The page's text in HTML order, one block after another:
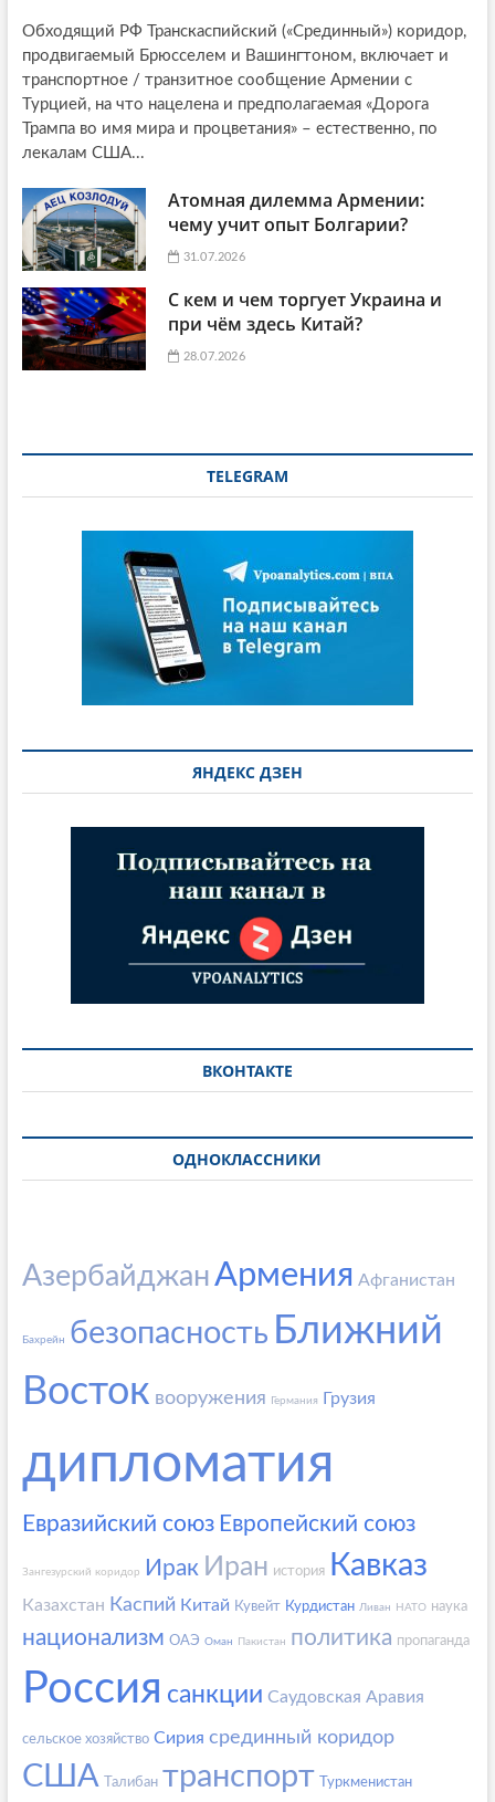
Обходящий РФ Транскаспийский («Срединный») коридор,
продвигаемый Брюсселем и Вашингтоном, включает и
транспортное / транзитное сообщение Армении с
Турцией, на что нацелена и предполагаемая «Дорога
Трампа во имя мира и процветания» – естественно, по
лекалам США...
Атомная дилемма Армении:
чему учит опыт Болгарии?
31.07.2026
С кем и чем торгует Украина и
при чём здесь Китай?
28.07.2026
TELEGRAM
ЯНДЕКС ДЗЕН
ВКОНТАКТЕ
ОДНОКЛАССНИКИ
АзербайджанАрмения Афганистан
Бахрейн безопасность Ближний
Восток вооружения Германия Грузия
дипломатия
Евразийский союз Европейский союз
Зангезурский коридор Ирак Иран история Кавказ
Казахстан Каспий Китай Кувейт Курдистан Ливан НАТО наука
национализм ОАЭ Оман Пакистан политика пропаганда
Россия санкции Саудовская Аравия
сельское хозяйство Сирия срединный коридор
США Талибан транспорт Туркменистан